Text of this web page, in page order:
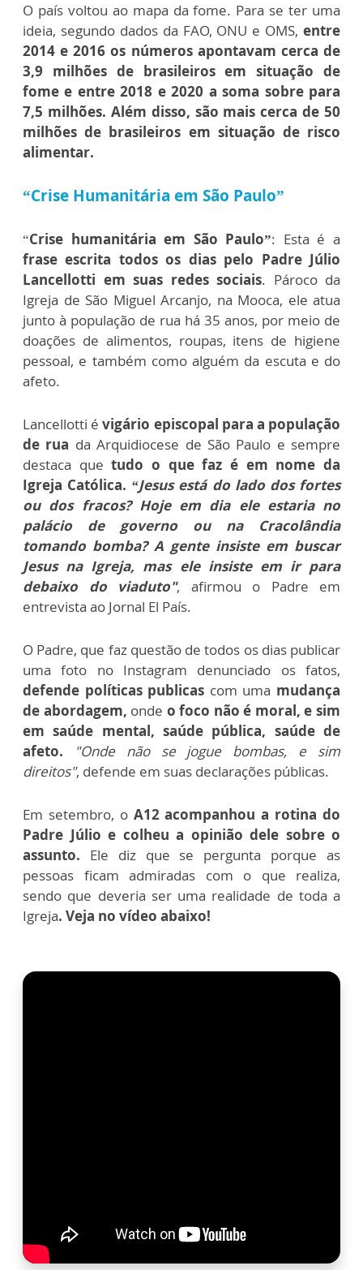
O país voltou ao mapa da fome. Para se ter uma
ideia, segundo dados da FAO, ONU e OMS, entre
2014 e 2016 os números apontavam cerca de
3,9 milhões de brasileiros em situação de
fome e entre 2018 e 2020 a soma sobre para
7,5 milhões. Além disso, são mais cerca de 50
milhões de brasileiros em situação de risco
alimentar.
“Crise Humanitária em São Paulo”
“Crise humanitária em São Paulo”: Esta é a
frase escrita todos os dias pelo Padre Júlio
Lancellotti em suas redes sociais. Pároco da
Igreja de São Miguel Arcanjo, na Mooca, ele atua
junto à população de rua há 35 anos, por meio de
doações de alimentos, roupas, itens de higiene
pessoal, e também como alguém da escuta e do
afeto.
Lancellotti évigário episcopal para a população
de rua da Arquidiocese de São Paulo e sempre
destaca que tudo o que faz é em nome da
Igreja Católica. “Jesus está do lado dos fortes
ou dos fracos? Hoje em dia ele estaria no
palácio de governo ou na Cracolândia
tomando bomba? A gente insiste em buscar
Jesus na Igreja, mas ele insiste em ir para
debaixo do viaduto", afirmou o Padre em
entrevista ao Jornal El País.
O Padre, que faz questão de todos os dias publicar
uma foto no Instagram denunciado os fatos,
defende políticas publicas com uma mudança
de abordagem, onde o foco não é moral, e sim
em saúde mental, saúde pública, saúde de
afeto.
"Onde não se jogue bombas, e sim
direitos", defende em suas declarações públicas.
Em setembro, o A12 acompanhou a rotina do
Padre Júlio e colheu a opinião dele sobre o
assunto. Ele diz que se pergunta porque as
pessoas ficam admiradas com o que realiza,
sendo que deveria ser uma realidade de toda a
Igreja. Veja no vídeo abaixo!